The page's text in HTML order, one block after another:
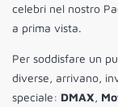
celebri nel nostro
a prima vista.
Per soddisfare un
diverse, arrivano,
speciale: DMAX,